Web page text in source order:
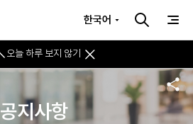
오늘 하루 보지 않기
한국어
공지사항